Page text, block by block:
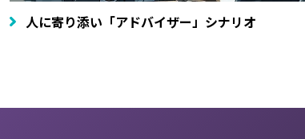
人に寄り添い「アドバイザー」シナリオ